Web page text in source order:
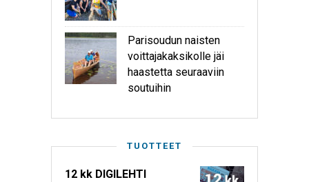
Parisoudun naisten
voittajakaksikolle jäi
haastetta seuraaviin
soutuihin
TUOTTEET
12 kk DIGILEHTI